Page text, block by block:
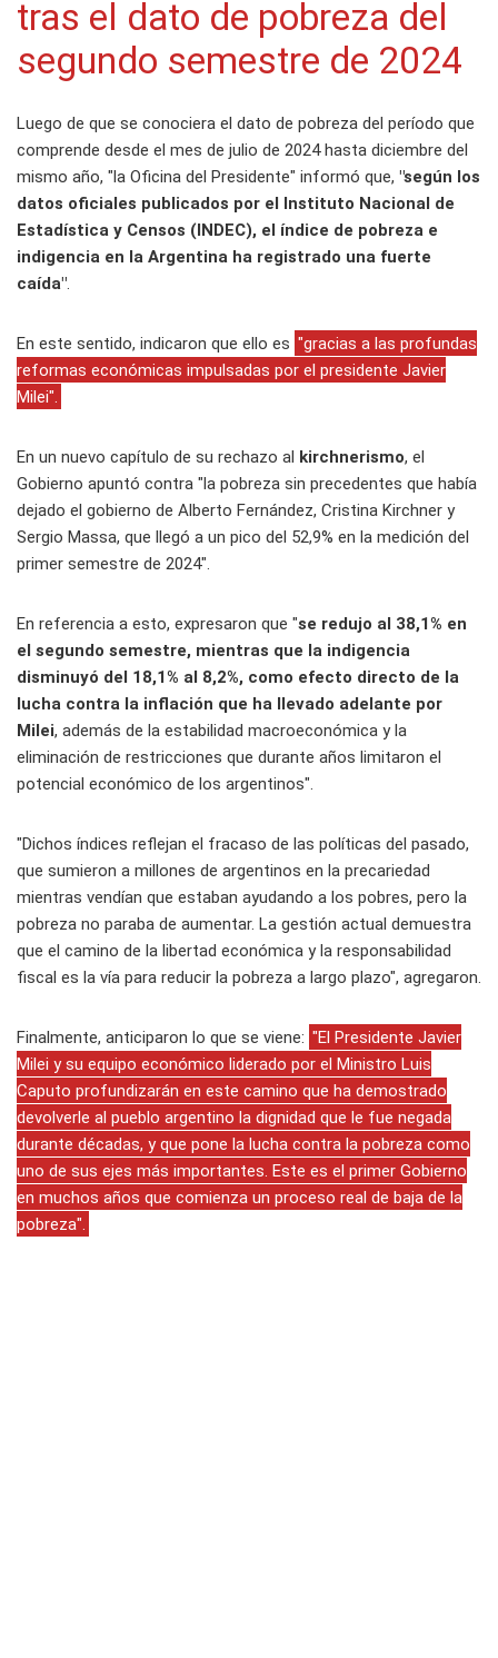
tras el dato de pobreza del
segundo semestre de 2024
Luego de que se conociera el dato de pobreza del período que
comprende desde el mes de julio de 2024 hasta diciembre del
mismo año, "la Oficina del Presidente" informó que, "según los
datos oficiales publicados por el Instituto Nacional de
Estadística y Censos (INDEC), el índice de pobreza e
indigencia en la Argentina ha registrado una fuerte
caída"
En este sentido, indicaron que ello es "gracias a las profundas
reformas económicas impulsadas por el presidente Javier
Milei".
En un nuevo capítulo de su rechazo al kirchnerismo, el
Gobierno apuntó contra "la pobreza sin precedentes que había
dejado el gobierno de Alberto Fernández, Cristina Kirchner y
Sergio Massa, que llegó a un pico del 52,9% en la medición del
primer semestre de 2024".
En referencia a esto, expresaron que "se redujo al 38,1% en
el segundo semestre, mientras que la indigencia
disminuyó del 18,1% al 8,2%, como efecto directo de la
lucha contra la inflación que ha llevado adelante por
Milei, además de la estabilidad macroeconómica y la
eliminación de restricciones que durante años limitaron el
potencial económico de los argentinos".
"Dichos índices reflejan el fracaso de las políticas del pasado,
que sumieron a millones de argentinos en la precariedad
mientras vendían que estaban ayudando a los pobres, pero la
pobreza no paraba de aumentar. La gestión actual demuestra
que el camino de la libertad económica y la responsabilidad
fiscal es la vía para reducir la pobreza a largo plazo", agregaron.
Finalmente, anticiparon lo que se viene: "El Presidente Javier
Milei y su equipo económico liderado por el Ministro Luis
Caputo profundizarán en este camino que ha demostrado
devolverle al pueblo argentino la dignidad que le fue negada
durante décadas, y que pone la lucha contra la pobreza como
uno de sus ejes más importantes. Este es el primer Gobierno
en muchos años que comienza un proceso real de baja de la
pobreza".